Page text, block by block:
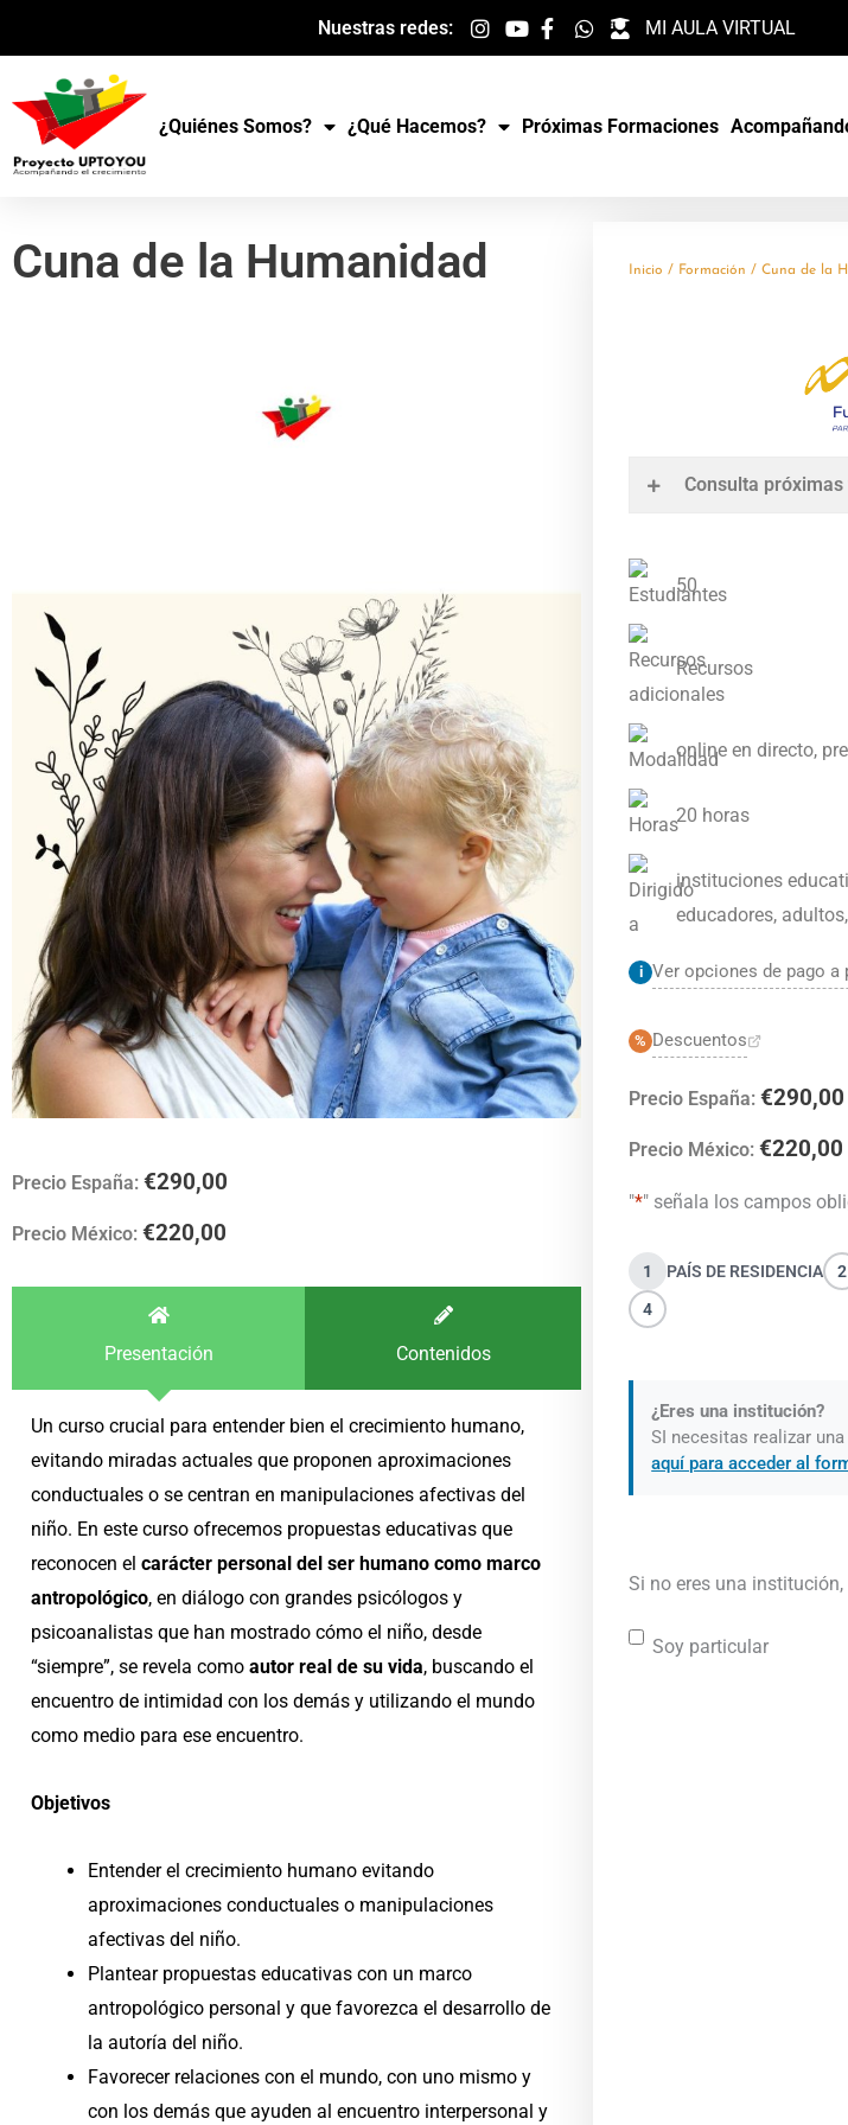
al
contenido
Nuestras redes: MI AULA VIRTUAL
¿Quiénes Somos? ¿Qué Hacemos? Próximas Formaciones
Cuna de la Humanidad
Precio España: €290,00
Precio México: €220,00
Presentación Contenidos
Un curso crucial para entender bien el crecimiento humano,
evitando miradas actuales que proponen aproximaciones
conductuales o se centran en manipulaciones afectivas del
niño. En este curso ofrecemos propuestas educativas que
reconocen el carácter personal del ser humano como marco
antropológico, en diálogo con grandes psicólogos y
psicoanalistas que han mostrado cómo el niño, desde
“siempre”, se revela como autor real de su vida, buscando el
encuentro de intimidad con los demás y utilizando el mundo
como medio para ese encuentro.
Objetivos
Entender el crecimiento humano evitando
aproximaciones conductuales o manipulaciones
afectivas del niño.
Plantear propuestas educativas con un marco
antropológico personal y que favorezca el desarrollo de
la autoría del niño.
Favorecer relaciones con el mundo, con uno mismo y
con los demás que ayuden al encuentro interpersonal y
Inicio / Formación / Cuna de la
Consulta
50
Recursos
online en directo,
20 horas
instituciones
educadores,
i Ver opciones de pago a
% Descuentos
Precio España: €290,00
Precio México: €220,00
"*" señala los campos
1 PAÍS DE RESIDENCIA 2
4
¿Eres una institución?
SI necesitas realizar
aquí para acceder al
Si no eres una
Soy particular